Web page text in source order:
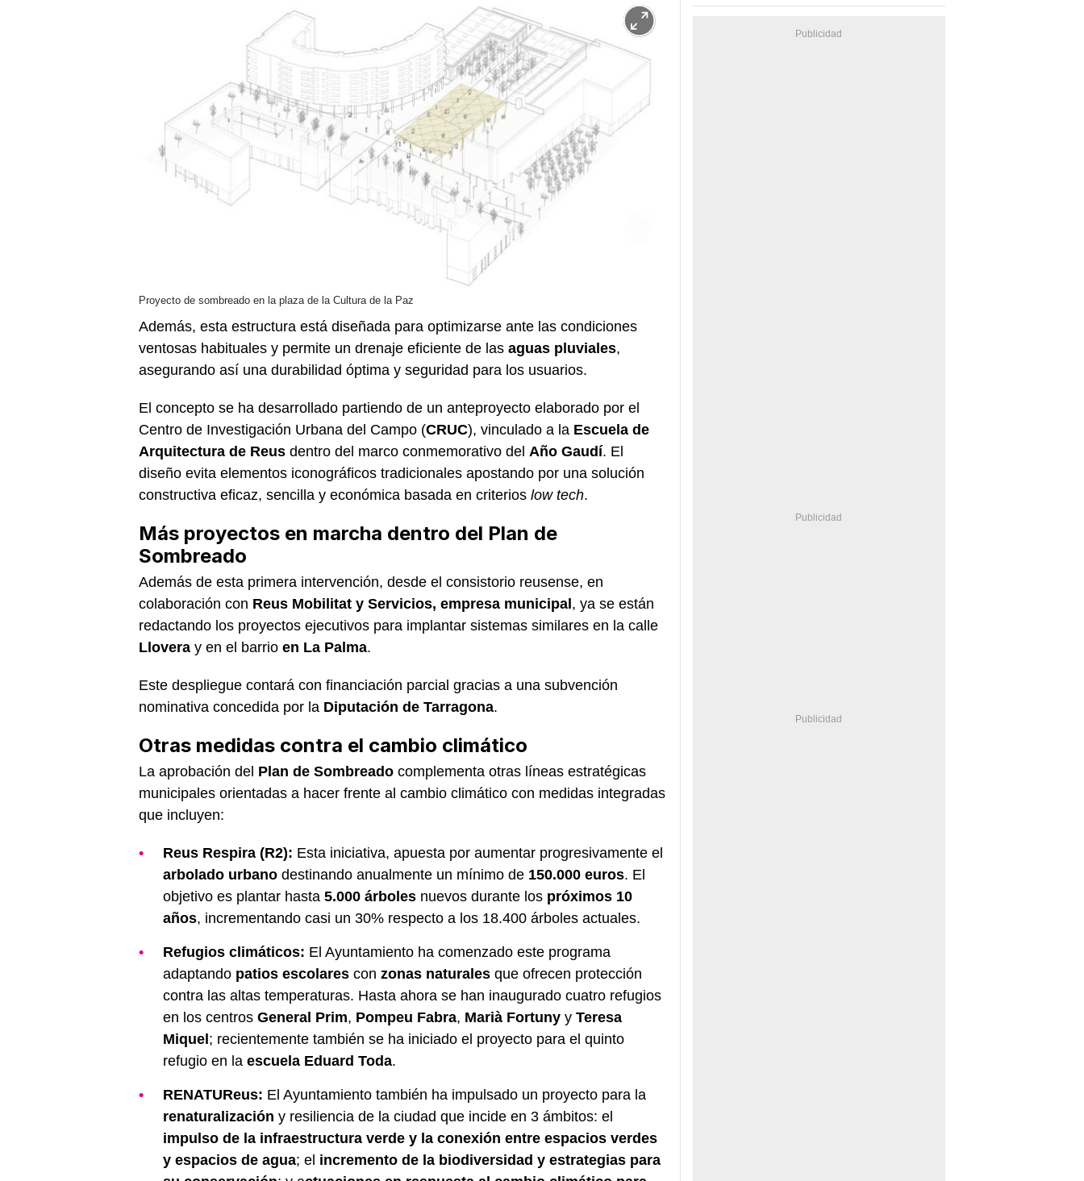
Proyecto de sombreado en la plaza de la Cultura de la Paz
Además, esta estructura está diseñada para optimizarse ante las condiciones
ventosas habituales y permite un drenaje eficiente de las aguas pluviales,
asegurando así una durabilidad óptima y seguridad para los usuarios.
El concepto se ha desarrollado partiendo de un anteproyecto elaborado por el
Centro de Investigación Urbana del Campo (CRUC), vinculado a la Escuela de
Arquitectura de Reus dentro del marco conmemorativo del Año Gaudí. El
diseño evita elementos iconográficos tradicionales apostando por una solución
constructiva eficaz, sencilla y económica basada en criterios low tech.
Más proyectos en marcha dentro del Plan de
Sombreado
Además de esta primera intervención, desde el consistorio reusense, en
colaboración con Reus Mobilitat y Servicios, empresa municipal, ya se están
redactando los proyectos ejecutivos para implantar sistemas similares en la calle
Llovera y en el barrio en La Palma.
Este despliegue contará con financiación parcial gracias a una subvención
nominativa concedida por la Diputación de Tarragona.
Otras medidas contra el cambio climático
La aprobación del Plan de Sombreado complementa otras líneas estratégicas
municipales orientadas a hacer frente al cambio climático con medidas integradas
que incluyen:
Reus Respira (R2): Esta iniciativa, apuesta por aumentar progresivamente el
arbolado urbano destinando anualmente un mínimo de 150.000 euros. El
objetivo es plantar hasta 5.000 árboles nuevos durante los próximos 10
años, incrementando casi un 30% respecto a los 18.400 árboles actuales.
Refugios climáticos: El Ayuntamiento ha comenzado este programa
adaptando patios escolares con zonas naturales que ofrecen protección
contra las altas temperaturas. Hasta ahora se han inaugurado cuatro refugios
en los centros General Prim, Pompeu Fabra, Marià Fortuny y Teresa
Miquel; recientemente también se ha iniciado el proyecto para el quinto
refugio en la escuela Eduard Toda.
RENATUReus: El Ayuntamiento también ha impulsado un proyecto para la
renaturalización y resiliencia de la ciudad que incide en 3 ámbitos: el
impulso de la infraestructura verde y la conexión entre espacios verdes
y espacios de agua; el incremento de la biodiversidad y estrategias para